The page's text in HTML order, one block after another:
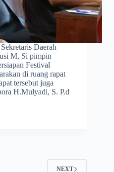
Daerah
M, Si pimpin
Festival
di ruang rapat
tersebut juga
H.Mulyadi, S. P.d
NEXT